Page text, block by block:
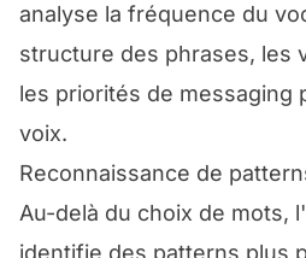
analyse la fréquence du
structure des phrases, les
les priorités de messaging
voix.
Reconnaissance de
Au-delà du choix de mots,
identifie des patterns plus